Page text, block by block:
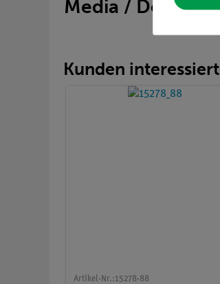
Media /
Kunden
Artikel-Nr.:15278-88